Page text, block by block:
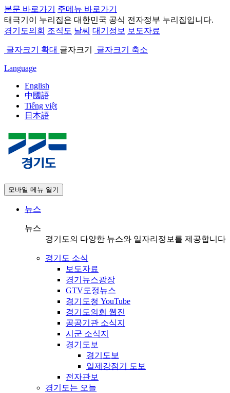
본문 바로가기
주메뉴 바로가기
태극기 이 누리집은 대한민국 공식 전자정부 누리집입니다.
경기도의회 조직도 날씨 대기정보 보도자료
글자크기 확대 글자크기 글자크기 축소
Language
English
中國語
Tiếng việt
日本語
모바일 메뉴 열기
뉴스
뉴스
경기도의 다양한 뉴스와 일자리정보를 제공합니다
경기도 소식
보도자료
경기뉴스광장
GTV도정뉴스
경기도청 YouTube
경기도의회 웹진
공공기관 소식지
시군 소식지
경기도보
경기도보
일제강점기 도보
전자관보
경기도는 오늘